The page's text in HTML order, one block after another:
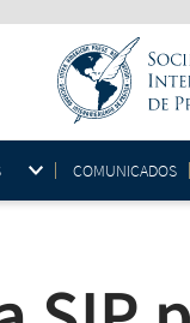
COMUNICADOS